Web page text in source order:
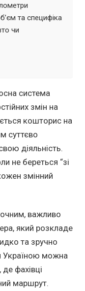
та специфіка
чи
система
змін на
кошторис на
суттєво
діяльність.
не береться “зі
змінний
важливо
який розкладе
та зручно
Україною можна
, де фахівці
маршрут.